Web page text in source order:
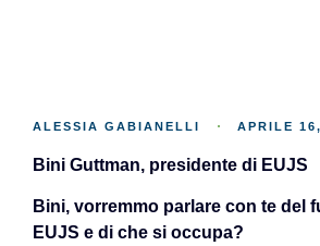
ALESSIA GABIANELLI APRILE
Bini Guttman, presidente di EUJS
Bini, vorremmo parlare con te del
EUJS e di che si occupa?